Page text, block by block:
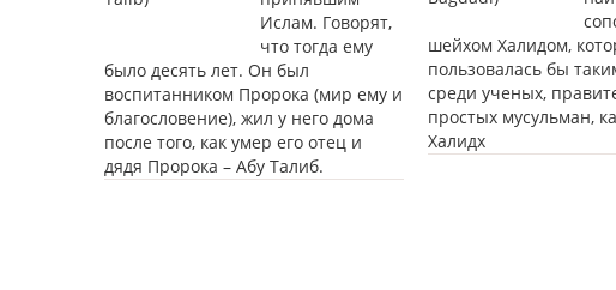
Ислам. Говорят,
что тогда ему
было десять лет. Он был
воспитанником Пророка (мир ему и
благословение), жил у него дома
после того, как умер его отец и
дядя Пророка – Абу Талиб.
шейхом Халидом,
пользовалась бы
среди ученых,
простых мусульман,
Халидх